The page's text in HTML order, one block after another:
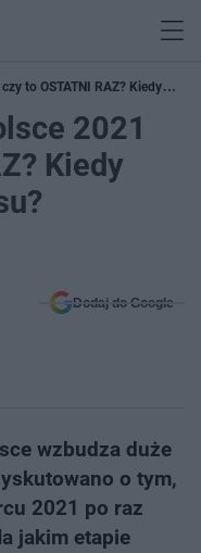
to OSTATNI RAZ? Kiedy
2021
Kiedy
Dodaj do Google
wzbudza duże
o tym,
2021 po raz
jakim etapie